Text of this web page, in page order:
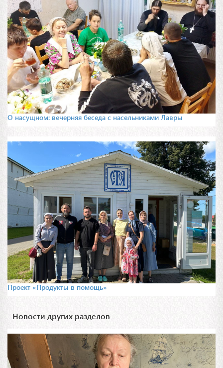
О насущном: вечерняя беседа с насельниками Лавры
Проект «Продукты в помощь»
Новости других разделов